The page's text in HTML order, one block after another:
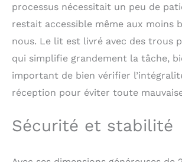
les chutes et
pour une
endroit
dormir sans
au confort
bois de pin
pin massif au
processus nécessitait un peu de
restait accessible même aux moins
nous. Le lit est livré avec des trous
qui simplifie grandement la tâche,
important de bien vérifier
réception pour éviter toute
Sécurité et stabilité